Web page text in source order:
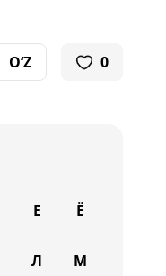
O‘Z 0
Е Ё
Л М